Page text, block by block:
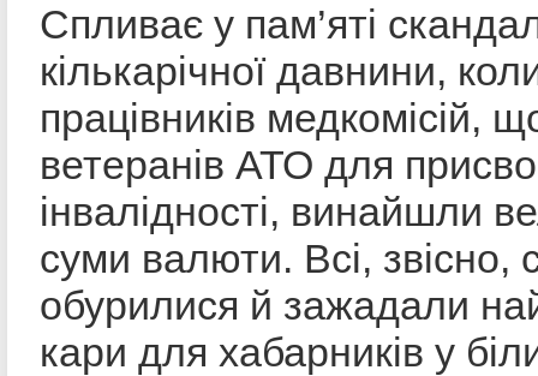
Спливає у пам’яті
кількарічної давнини,
працівників медкомісій,
ветеранів АТО для
інвалідності, винайшли
суми валюти. Всі, звісно,
обурилися й зажадали
кари для хабарників у